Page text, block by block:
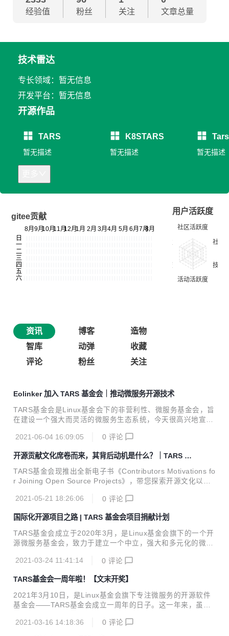
经验值 粉丝 关注 文章总量
技术雷达
专长领域：暂无信息
开发平台：暂无信息
开源作品
TARS
暂无描述
K8STARS
暂无描述 暂无描述
gitee贡献
用户活跃度
资讯 博客
造物
智库
动弹
收藏
评论
粉丝 关注
Eolinker 加入 TARS 基金会｜推动微服务开源技术
TARS基金会是Linux基金会下的非营利性、微服务基金会，旨
在建设一个强大而灵活的微服务生态系统，今天很高兴地宣布
API全生命周期管理解决方案的领军者，帮助企业快速构建 AP
的在线API管理服务供应商，旨在满足各行业客户在不同应用
环境中对API管理全生命周期的个性化需求，提供API开发管
理、开发团队协作、自动化测试、网关以及监控等服务，帮助
企业实现开发运维一体化，提升开发速度并且降低运维成本。
Eolinker致力于开发和推进开源微服务生态系统。作为TA...
2021-06-04 16:09:05 0 评论
开源贡献文化席卷而来，其背后动机是什么？｜TARS 电
子书
TARS基金会现推出全新电子书《Contributors Motivations fo
r Joining Open Source Projects》，带您探索开源文化以及
ate of Octoverse报告（ octoverse.github.com ），目前全
有望在2025年达到1亿。 这些惊人的数字表明，全世界越来越
多的人开始对开源感兴趣，而且以各种方式积极参与开源，例
如创建新项目、贡献代码、提交issue等等。 如今，随着人们
2021-05-21 18:26:06 0 评论
国际化开源项目之路 | TARS 基金会项目捐献计划
TARS基金会成立于2020年3月，是Linux基金会旗下的一个开
源微服务基金会，致力于建立一个中立，强大和多元化的微服
目，本文将介绍开源项目如何加入TARS的孵化流程以及项目
大，已捐赠的开源项目有TARS、TarsGateway、TarsBench
mark、TarsJMeter和K8STARS，共计20多个项目正在孵化
中。 TARS 基金会希望吸纳上下游的开源项目，以建立更好的
治理、DevOps 等基于任何编程语言的应用。 基金会...
2021-03-24 11:41:14 0 评论
TARS基金会一周年啦！【文末开奖】
2021年3月10日，是Linux基金会旗下专注微服务的开源软件
基金会——TARS基金会成立一周年的日子。这一年来，虽然
的共建下走向了越来越健康的状态。 今年TARS基金会迎来了
2021-03-16 14:18:36 0 评论